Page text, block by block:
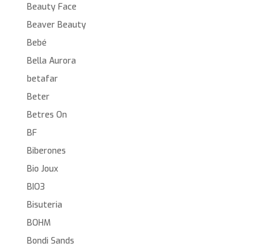
Beauty Face
Beaver Beauty
Bebé
Bella Aurora
betafar
Beter
Betres On
BF
Biberones
Bio Joux
BIO3
Bisuteria
BOHM
Bondi Sands